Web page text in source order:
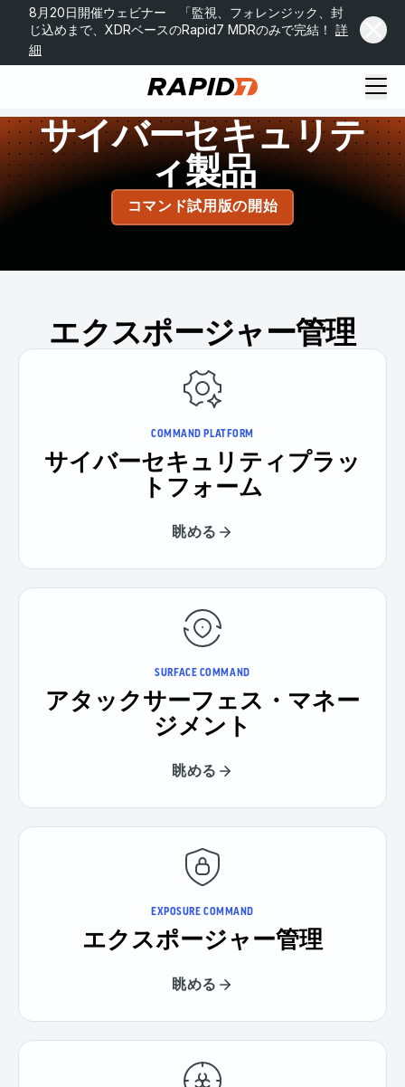
8月20日開催ウェビナー 「監視、フォレンジック、封
じ込めまで、XDRベースのRapid7 MDRのみで完結！ 詳
細
サイバーセキュリテ
ィ製品
コマンド試用版の開始
エクスポージャー管理
COMMAND PLATFORM
サイバーセキュリティプラッ
トフォーム
眺める
SURFACE COMMAND
アタックサーフェス・マネー
ジメント
眺める
EXPOSURE COMMAND
エクスポージャー管理
眺める